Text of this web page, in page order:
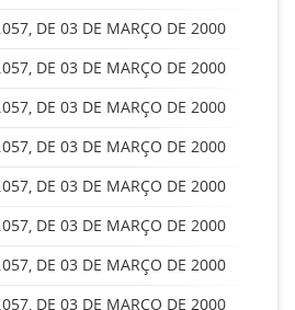
DE 03 DE MARÇO DE 2000
DE 03 DE MARÇO DE 2000
DE 03 DE MARÇO DE 2000
DE 03 DE MARÇO DE 2000
DE 03 DE MARÇO DE 2000
DE 03 DE MARÇO DE 2000
DE 03 DE MARÇO DE 2000
DE 03 DE MARÇO DE 2000